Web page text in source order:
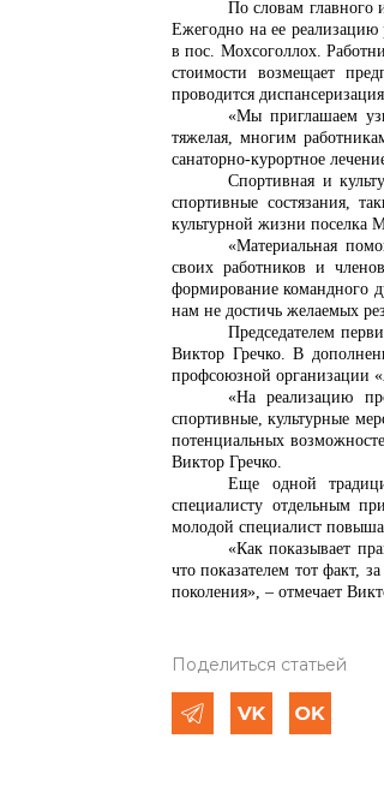
По словам главного
Ежегодно на ее реализацию
в пос. Мохсоголлох.
стоимости возмещает
проводится
«Мы приглашаем
тяжелая, многим
санаторно-курортное
Спортивная и
спортивные состязания,
культурной жизни поселка
«Материальная
своих работников и
формирование командного
нам не достичь желаемых
Председателем
Виктор Гречко. В
профсоюзной организации
«На реализацию
спортивные, культурные
потенциальных
Виктор Гречко.
Еще одной
специалисту отдельным
молодой специалист
«Как показывает
что показателем тот факт,
поколения», – отмечает
Поделиться статьей